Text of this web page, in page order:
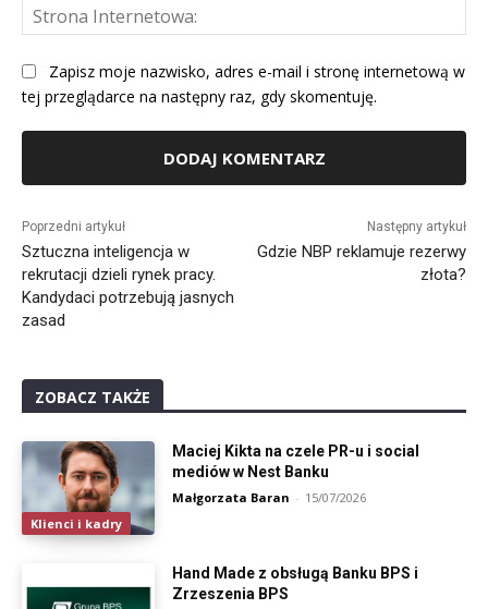
Zapisz moje nazwisko, adres e-mail i stronę internetową w
tej przeglądarce na następny raz, gdy skomentuję.
Poprzedni artykuł
Sztuczna inteligencja w
rekrutacji dzieli rynek pracy.
Kandydaci potrzebują jasnych
zasad
Następny artykuł
Gdzie NBP reklamuje rezerwy
złota?
ZOBACZ TAKŻE
Klienci i kadry
Maciej Kikta na czele PR-u i social
mediów w Nest Banku
Małgorzata Baran - 15/07/2026
Hand Made z obsługą Banku BPS i
Zrzeszenia BPS